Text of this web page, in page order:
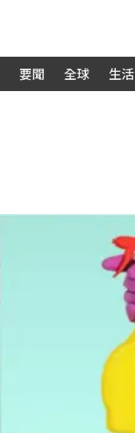
要聞 全球 生活